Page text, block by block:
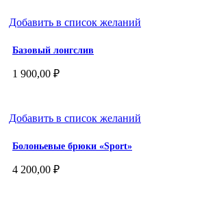
Добавить в список желаний
Базовый лонгслив
1 900,00 ₽
Добавить в список желаний
Болоньевые брюки «Sport»
4 200,00 ₽